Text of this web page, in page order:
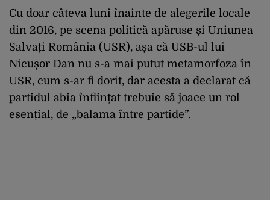
Cu doar câteva luni înainte de alegerile locale
din 2016, pe scena politică apăruse și Uniunea
Salvați România (USR), așa că USB-ul lui
Nicușor Dan nu s-a mai putut metamorfoza în
USR, cum s-ar fi dorit, dar acesta a declarat că
partidul abia înființat trebuie să joace un rol
esențial, de „balama între partide”.